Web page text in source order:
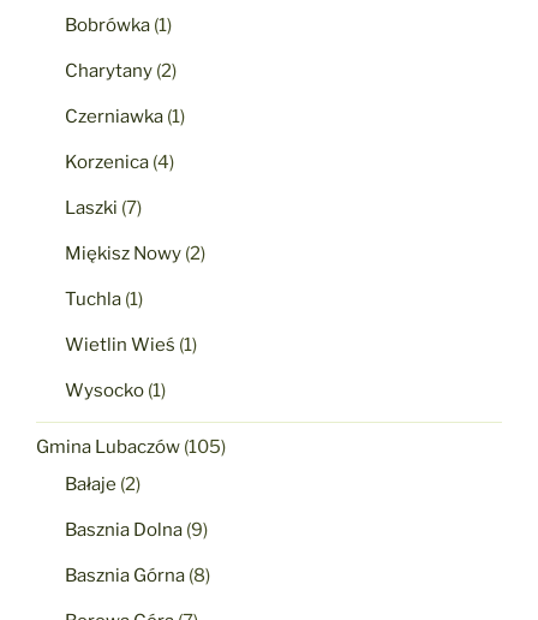
Bobrówka (1)
Charytany (2)
Czerniawka (1)
Korzenica (4)
Laszki (7)
Miękisz Nowy (2)
Tuchla (1)
Wietlin Wieś (1)
Wysocko (1)
Gmina Lubaczów (105)
Bałaje (2)
Basznia Dolna (9)
Basznia Górna (8)